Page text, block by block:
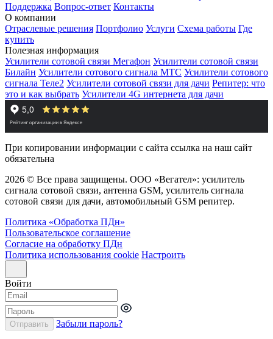
Поддержка Вопрос-ответ Контакты
О компании
Отраслевые решения Портфолио Услуги Схема работы Где
купить
Полезная информация
Усилители сотовой связи Мегафон Усилители сотовой связи
Билайн Усилители сотового сигнала МТС Усилители сотового
сигнала Теле2 Усилители сотовой связи для дачи Репитер: что
это и как выбрать Усилители 4G интернета для дачи
При копировании информации с сайта ссылка на наш сайт
обязательна
2026 © Все права защищены. ООО «Вегател»: усилитель
сигнала сотовой связи, антенна GSM, усилитель сигнала
сотовой связи для дачи, автомобильный GSM репитер.
Политика «Обработка ПДн»
Пользовательское соглашение
Согласие на обработку ПДн
Политика использования cookie Настроить
Войти
Отправить Забыли пароль?